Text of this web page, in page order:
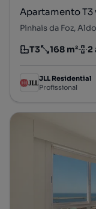
Apartamento T3
Tipologia
T3
Preço por metro
168 m²
Andar 2
JLL Residential
Profissional